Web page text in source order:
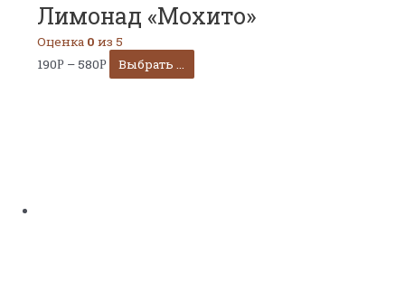
Лимонад «Мохито»
Оценка 0 из 5
190Р – 580Р Выбрать ...